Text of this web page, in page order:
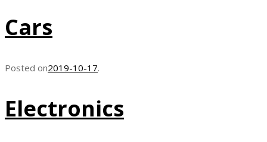
Cars
Posted on2019-10-17.
Electronics